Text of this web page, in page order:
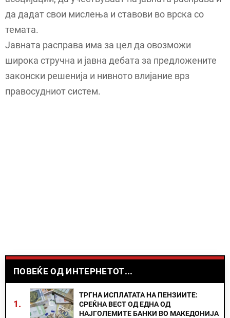
да дадат свои мислења и ставови во врска со
темата.
Јавната расправа има за цел да овозможи
широка стручна и јавна дебата за предложените
законски решенија и нивното влијание врз
правосудниот систем.
ПОВЕЌЕ ОД ИНТЕРНЕТОТ...
1.
ТРГНА ИСПЛАТАТА НА ПЕНЗИИТЕ:
СРЕЌНА ВЕСТ ОД ЕДНА ОД
НАЈГОЛЕМИТЕ БАНКИ ВО МАКЕДОНИЈА